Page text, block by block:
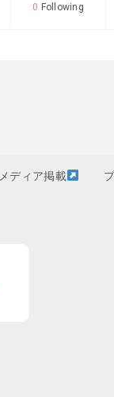
0 Following
メディア掲載